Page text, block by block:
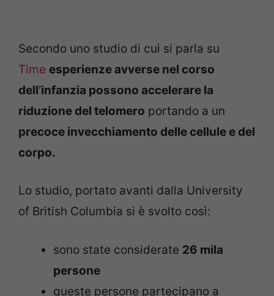
Secondo uno studio di cui si parla su
Time esperienze avverse nel corso
dell’infanzia possono accelerare la
riduzione del telomero portando a un
precoce invecchiamento delle cellule e del
corpo.
Lo studio, portato avanti dalla University
of British Columbia si è svolto così:
sono state considerate 26 mila
persone
queste persone partecipano a